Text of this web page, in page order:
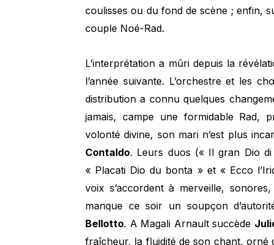
coulisses ou du fond de scène ; enfin,
couple Noé-Rad.
L’interprétation a mûri depuis la
l’année suivante. L’orchestre et les
distribution a connu quelques
jamais, campe une formidable Rad,
volonté divine, son mari n’est plus
Contaldo. Leurs duos (« Il gran Dio
« Placati Dio du bonta » et « Ecco
voix s’accordent à merveille,
manque ce soir un soupçon
Bellotto. A Magali Arnault succède
fraîcheur, la fluidité de son chant, orné